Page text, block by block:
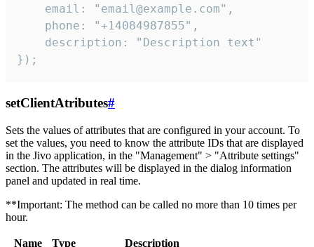
    email: "email@example.com",
    phone: "+14084987855",
    description: "Description text"
});
setClientAtributes#
Sets the values ​​of attributes that are configured in your account. To
set the values, you need to know the attribute IDs that are displayed
in the Jivo application, in the "Management" > "Attribute settings"
section. The attributes will be displayed in the dialog information
panel and updated in real time.
**Important: The method can be called no more than 10 times per
hour.
Name Type
Description